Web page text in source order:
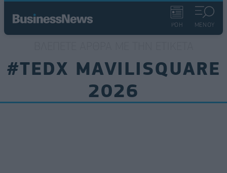
ΡΟΗ ΜΕΝΟΥ
#TEDX MAVILISQUARE
2026